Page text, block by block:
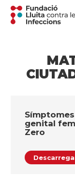
genital
Zero